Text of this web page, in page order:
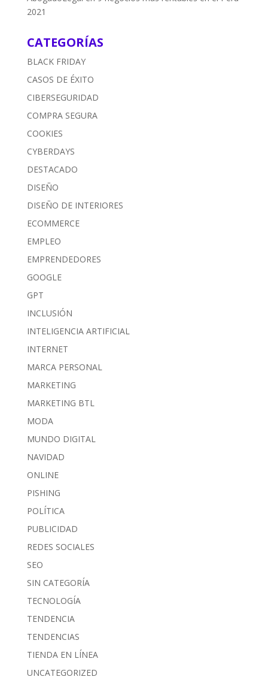
2021
CATEGORÍAS
BLACK FRIDAY
CASOS DE ÉXITO
CIBERSEGURIDAD
COMPRA SEGURA
COOKIES
CYBERDAYS
DESTACADO
DISEÑO
DISEÑO DE INTERIORES
ECOMMERCE
EMPLEO
EMPRENDEDORES
GOOGLE
GPT
INCLUSIÓN
INTELIGENCIA ARTIFICIAL
INTERNET
MARCA PERSONAL
MARKETING
MARKETING BTL
MODA
MUNDO DIGITAL
NAVIDAD
ONLINE
PISHING
POLÍTICA
PUBLICIDAD
REDES SOCIALES
SEO
SIN CATEGORÍA
TECNOLOGÍA
TENDENCIA
TENDENCIAS
TIENDA EN LÍNEA
UNCATEGORIZED